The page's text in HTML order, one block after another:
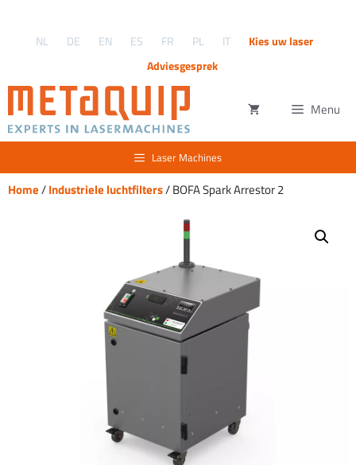
NL DE EN ES FR PL IT
Kies uw laser
Adviesgesprek
Menu
Laser Machines
Home/Industriele luchtfilters/ BOFA Spark Arrestor 2